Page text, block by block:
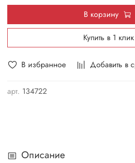
В избранное Добавить в
арт. 134722
В корзину
Купить в 1 клик
Описание